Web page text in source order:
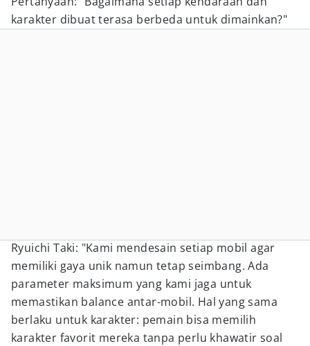
karakter dibuat terasa berbeda untuk dimainkan?"
Ryuichi Taki: "Kami mendesain setiap mobil agar
memiliki gaya unik namun tetap seimbang. Ada
parameter maksimum yang kami jaga untuk
memastikan balance antar-mobil. Hal yang sama
berlaku untuk karakter: pemain bisa memilih
karakter favorit mereka tanpa perlu khawatir soal